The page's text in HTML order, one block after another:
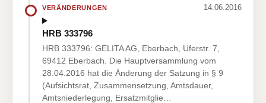
VERÄNDERUNGEN 14.06.2016
HRB 333796
HRB 333796: GELITA AG, Eberbach, Uferstr. 7,
69412 Eberbach. Die Hauptversammlung vom
28.04.2016 hat die Änderung der Satzung in § 9
(Aufsichtsrat, Zusammensetzung, Amtsdauer,
Amtsniederlegung, Ersatzmitglie…